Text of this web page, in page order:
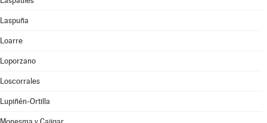
Laspuña
Loarre
Loporzano
Loscorrales
Lupiñén-Ortilla